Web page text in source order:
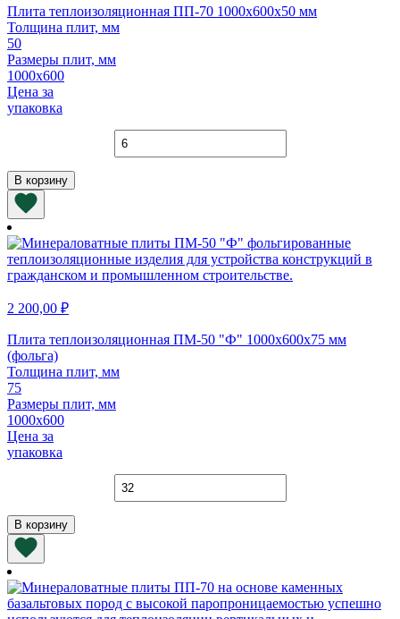
Плита теплоизоляционная ПП-70 1000х600х50 мм
Толщина плит, мм
50
Размеры плит, мм
1000х600
Цена за
упаковка
Количество
товара
В корзину
2 200,00 ₽
Плита теплоизоляционная ПМ-50 "Ф" 1000х600х75 мм
(фольга)
Толщина плит, мм
75
Размеры плит, мм
1000х600
Цена за
упаковка
Количество
товара
мм
(фольга)
В корзину